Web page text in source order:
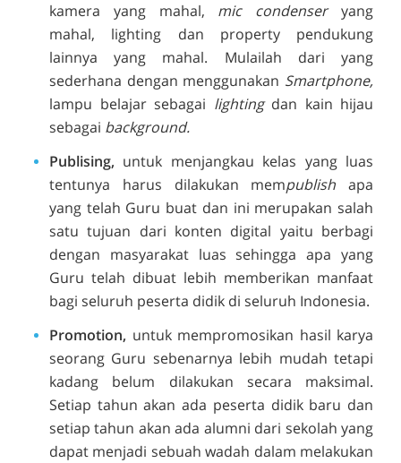
kamera yang mahal, mic condenseryang
mahal, lighting dan propertypendukung
lainnya yang mahal. Mulailah dari yang
sederhana dengan menggunakan Smartphone,
lampu belajar sebagai lightingdan kain hijau
sebagai background.
Publising, untuk menjangkau kelas yang luas
tentunya harus dilakukan mempublish apa
yang telah Guru buat dan ini merupakan salah
satu tujuan dari konten digital yaitu berbagi
dengan masyarakat luas sehingga apa yang
Guru telah dibuat lebih memberikan manfaat
bagi seluruh peserta didik di seluruh Indonesia.
Promotion, untuk mempromosikan hasil karya
seorang Guru sebenarnya lebih mudah tetapi
kadang belum dilakukan secara maksimal.
Setiap tahun akan ada peserta didik baru dan
setiap tahun akan ada alumni dari sekolah yang
dapat menjadi sebuah wadah dalam melakukan